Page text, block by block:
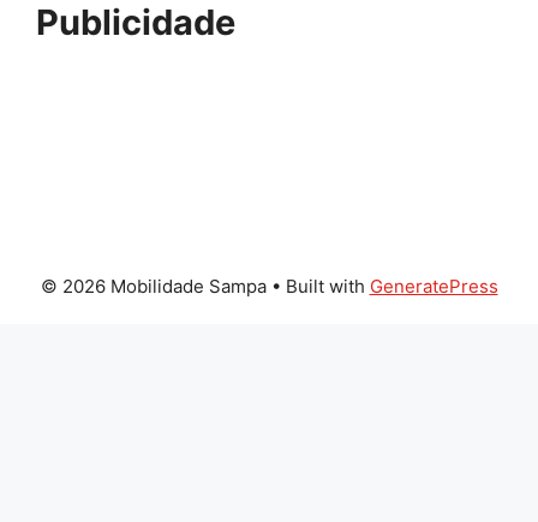
Publicidade
© 2026 Mobilidade Sampa• Built with GeneratePress